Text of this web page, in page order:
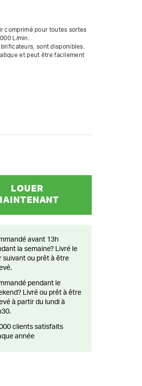
comprimé pour toutes sortes
L/min.
sont disponibles.
et peut être facilement
LOUER
la semaine? Livré le
suivant ou prêt à être
Livré ou prêt à être
à partir du lundi à
année